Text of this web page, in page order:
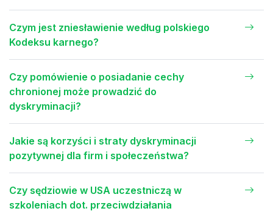
Czym jest zniesławienie według polskiego
Kodeksu karnego?
Czy pomówienie o posiadanie cechy
chronionej może prowadzić do
dyskryminacji?
Jakie są korzyści i straty dyskryminacji
pozytywnej dla firm i społeczeństwa?
Czy sędziowie w USA uczestniczą w
szkoleniach dot. przeciwdziałania